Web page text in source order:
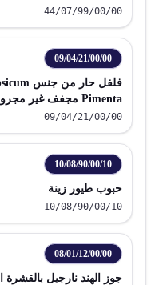
موصولة النهايات يزيد سمكها
44/07/99/00/00
09/04/21/00/00
Pimenta مجفف غير مجروش ولا مسحوق
09/04/21/00/00
10/08/90/00/10
حبوب طيور زينة
10/08/90/00/10
08/01/12/00/00
جوز الهند نارجيل بالقشرة